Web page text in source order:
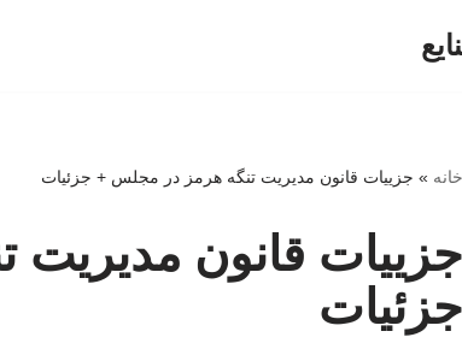
خانه » جزییات قانون مدیریت تنگه هرمز در مجلس + جزئیات
جزییات قانون
جزئیات